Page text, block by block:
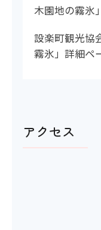
木園地の霧氷
設楽町観光協
霧氷」詳細ペ
アクセス